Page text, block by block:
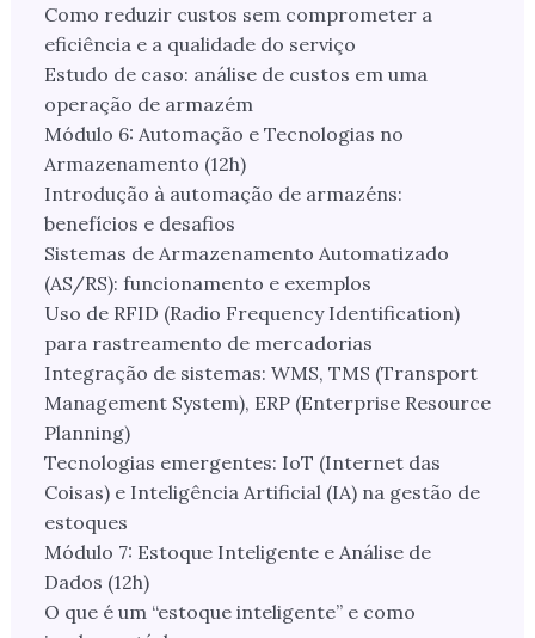
Como reduzir custos sem comprometer a
eficiência e a qualidade do serviço
Estudo de caso: análise de custos em uma
operação de armazém
Módulo 6: Automação e Tecnologias no
Armazenamento (12h)
Introdução à automação de armazéns:
benefícios e desafios
Sistemas de Armazenamento Automatizado
(AS/RS): funcionamento e exemplos
Uso de RFID (Radio Frequency Identification)
para rastreamento de mercadorias
Integração de sistemas: WMS, TMS (Transport
Management System), ERP (Enterprise Resource
Planning)
Tecnologias emergentes: IoT (Internet das
Coisas) e Inteligência Artificial (IA) na gestão de
estoques
Módulo 7: Estoque Inteligente e Análise de
Dados (12h)
O que é um “estoque inteligente” e como